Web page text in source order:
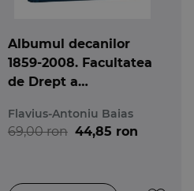
prevederile Codului civil
Albumul decanilor
1859-2008. Facultatea
de Drept a
Bucuresti
Flavius-Antoniu Baias
69,00 ron 44,85 ron